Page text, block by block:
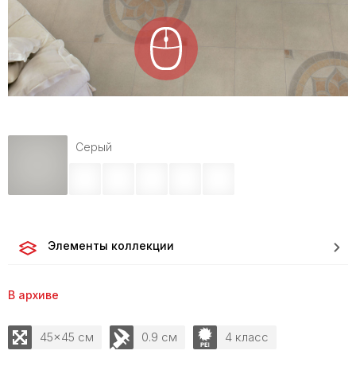
Серый
Элементы коллекции
В архиве
45x45 см 0.9 см 4 класс